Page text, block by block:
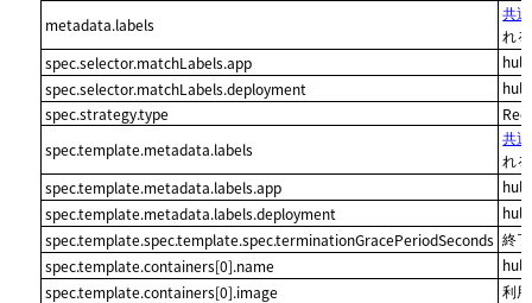
metadata.labels
共
れる
spec.selector.matchLabels.app
spec.selector.matchLabels.deployment
spec.strategy.type
spec.template.metadata.labels
共
れる
spec.template.metadata.labels.app
spec.template.metadata.labels.deployment
spec.template.spec.template.spec.terminationGracePeriodSeconds 終
spec.template.containers[0].name
spec.template.containers[0].image
利